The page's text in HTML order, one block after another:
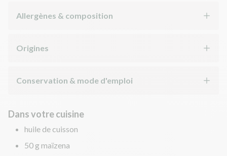
Allergènes & composition
Origines
Conservation & mode d'emploi
Dans votre cuisine
huile de cuisson
50 g maïzena